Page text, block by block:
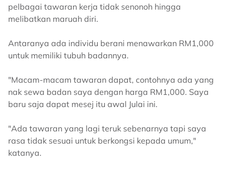
pelbagai tawaran kerja tidak senonoh hingga
melibatkan maruah diri.
Antaranya ada individu berani menawarkan RM1,000
untuk memiliki tubuh badannya.
"Macam-macam tawaran dapat, contohnya ada yang
nak sewa badan saya dengan harga RM1,000. Saya
baru saja dapat mesej itu awal Julai ini.
"Ada tawaran yang lagi teruk sebenarnya tapi saya
rasa tidak sesuai untuk berkongsi kepada umum,"
katanya.